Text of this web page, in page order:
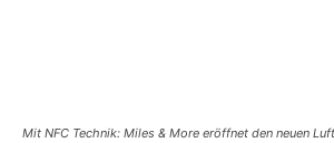
Mit NFC Technik: Miles & More eröffnet den neuen